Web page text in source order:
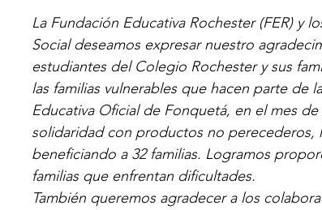
La Fundación Educativa Rochester (FER) y
Social deseamos expresar nuestro
estudiantes del Colegio Rochester y sus
las familias vulnerables que hacen parte de
Educativa Oficial de Fonquetá, en el mes
solidaridad con productos no
beneficiando a 32 familias. Logramos
familias que enfrentan dificultades.
También queremos agradecer a los